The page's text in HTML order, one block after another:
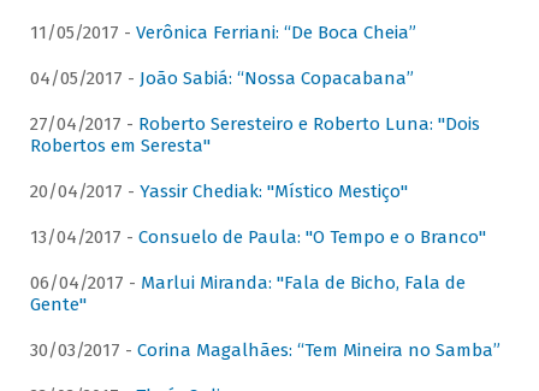
11/05/2017 - Verônica Ferriani: “De Boca Cheia”
04/05/2017 - João Sabiá: “Nossa Copacabana”
27/04/2017 - Roberto Seresteiro e Roberto Luna: "Dois
Robertos em Seresta"
20/04/2017 - Yassir Chediak: "Místico Mestiço"
13/04/2017 - Consuelo de Paula: "O Tempo e o Branco"
06/04/2017 - Marlui Miranda: "Fala de Bicho, Fala de
Gente"
30/03/2017 - Corina Magalhães: “Tem Mineira no Samba”